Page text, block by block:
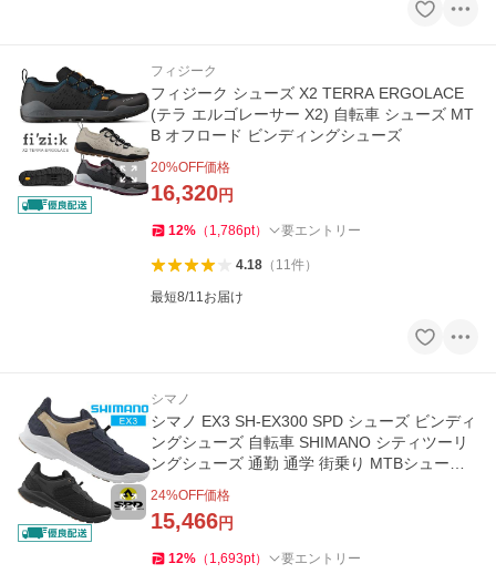
フィジーク
フィジーク シューズ X2 TERRA ERGOLACE
(テラ エルゴレーサー X2) 自転車 シューズ MT
B オフロード ビンディングシューズ
20%OFF価格
16,320円
12% （ 1,786pt） 要エントリー
4.18（ 11件）
最短8/11お届け
シマノ
シマノ EX3 SH-EX300 SPD シューズ ビンディ
ングシューズ 自転車 SHIMANO シティツーリ
ングシューズ 通勤 通学 街乗り MTBシューズ
24%OFF価格
15,466円
12% （ 1,693pt） 要エントリー